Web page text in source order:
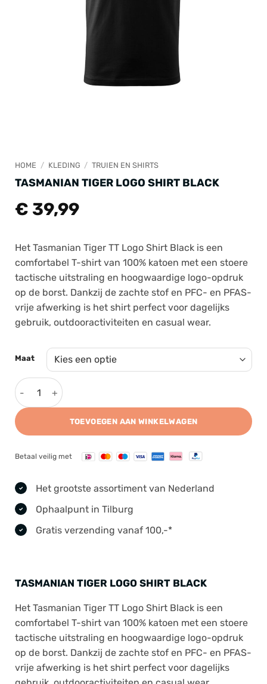
HOME / KLEDING / TRUIEN EN SHIRTS
TASMANIAN TIGER LOGO SHIRT BLACK
€ 39,99
Het Tasmanian Tiger TT Logo Shirt Black is een
comfortabel T-shirt van 100% katoen met een stoere
tactische uitstraling en hoogwaardige logo-opdruk
op de borst. Dankzij de zachte stof en PFC- en PFAS-
vrije afwerking is het shirt perfect voor dagelijks
gebruik, outdooractiviteiten en casual wear.
Maat
Tasmanian Tiger Logo Shirt Black aantal
TOEVOEGEN AAN WINKELWAGEN
Betaal veilig met
Het grootste assortiment van Nederland
Ophaalpunt in Tilburg
Gratis verzending vanaf 100,-*
TASMANIAN TIGER LOGO SHIRT BLACK
Het Tasmanian Tiger TT Logo Shirt Black is een
comfortabel T-shirt van 100% katoen met een stoere
tactische uitstraling en hoogwaardige logo-opdruk
op de borst. Dankzij de zachte stof en PFC- en PFAS-
vrije afwerking is het shirt perfect voor dagelijks